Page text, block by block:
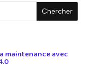
maintenance avec